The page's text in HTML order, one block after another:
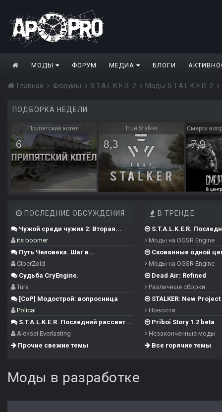
МОДЫ ФОРУМ МЕДИА БЛОГИ
Главная Форумы S.T.A.L.K.E.R. 2 Моды S.T.A.L.K.E.R. 2
ПОДБОРКА НЕДЕЛИ
Припятский котел
6
True Stalker
8,3
Смерти
7,9
ПОСЛЕДНИЕ ОБСУЖДЕНИЯ
Чужой среди чужих 2: Вторая...
its boomer
Путь Человека. Шаг в...
CiberZold
Судьба CryEngine.
Tura
[CoP] Модострой: вопросница
Policai
S.T.A.L.K.E.R. Последний рассвет...
Aleksei Everlasting
Прочие свежие темы
В ТРЕНДЕ
S.T.A.L.K.E.R.
Моды на OGSR Engine
Скованные одной
Моды на OGSR Engine
Dead Air: Refined
Различные сборки
STALKER: New
Новости
Priboi Story 1.2 beta
Незаконченные моды
Все горячие темы
Моды в разработке